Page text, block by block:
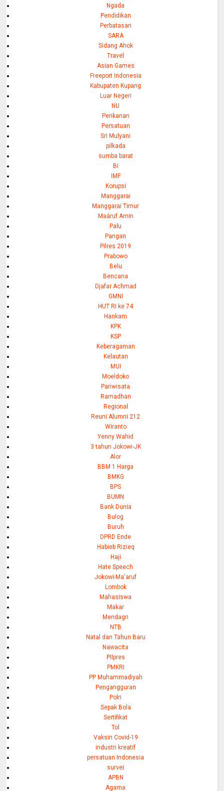
Ngada
Pendidikan
Perbatasan
SARA
Sidang Ahok
Travel
Asian Games
Freeport Indonesia
Kabupaten Kupang
Luar Negeri
NU
Perikanan
Persatuan
Sri Mulyani
pilkada
sumba barat
BI
IMF
Korupsi
Manggarai
Manggarai Timur
Maáruf Amin
Palu
Pangan
Pilres 2019
Prabowo
Belu
Bencana
Djafar Achmad
GMNI
HUT RI ke 74
Hankam
KPK
KSP
Keberagaman
Kelautan
MUI
Moeldoko
Pariwisata
Ramadhan
Regional
Reuni Alumni 212
Wiranto
Yenny Wahid
3 tahun Jokowi-JK
Alor
BBM 1 Harga
BMKG
BPS
BUMN
Bank Dunia
Bulog
Buruh
DPRD Ende
Habieb Rizieq
Haji
Hate Speech
Jokowi-Ma'aruf
Lombok
Mahasiswa
Makar
Mendagri
NTB
Natal dan Tahun Baru
Nawacita
PIlpres
PMKRI
PP Muhammadiyah
Pengangguran
Polri
Sepak Bola
Sertifikat
Tol
Vaksin Covid-19
industri kreatif
persatuan Indonesia
survei
APBN
Agama